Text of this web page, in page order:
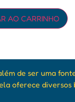
AO CARRINHO
de ser uma
oferece diversos